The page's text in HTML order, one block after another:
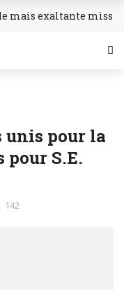
mais exaltante
unis pour la
pour S.E.
142